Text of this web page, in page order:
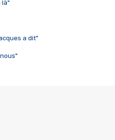
là"
a dit"